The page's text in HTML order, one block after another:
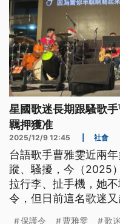
星國歌迷長期跟騷歌
羈押獲准
2025/12/9 12:45 社會
台語歌手曹雅雯近兩
蹤、騷擾，今（2025
拉行李、扯手機，她
令，但日前這名歌迷
保護令 曹雅雯 歌迷